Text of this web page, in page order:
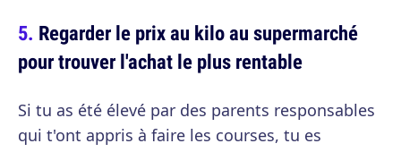
Regarder le prix au kilo au supermarché
pour trouver l'achat le plus rentable
Si tu as été élevé par des parents responsables
qui t'ont appris à faire les courses, tu es